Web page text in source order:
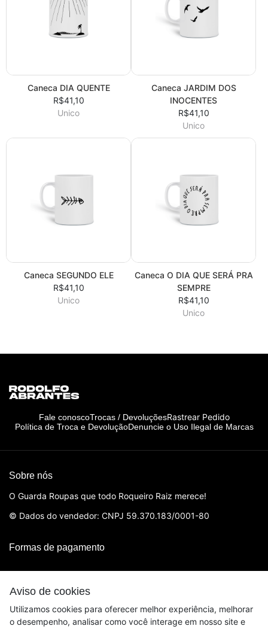
Caneca DIA QUENTE
R$41,10
Unico
Caneca JARDIM DOS
INOCENTES
R$41,10
Unico
Caneca SEGUNDO ELE
R$41,10
Unico
Caneca O DIA QUE SERÁ PRA
SEMPRE
R$41,10
Unico
Aviso de cookies
Utilizamos cookies para oferecer melhor experiência, melhorar
o desempenho, analisar como você interage em nosso site e
Fale conoscoTrocas / DevoluçõesRastrear Pedido
Política de Troca e DevoluçãoDenuncie o Uso Ilegal de Marcas
Sobre nós
O Guarda Roupas que todo Roqueiro Raiz merece!
© Dados do vendedor: CNPJ 59.370.183/0001-80
Formas de pagamento